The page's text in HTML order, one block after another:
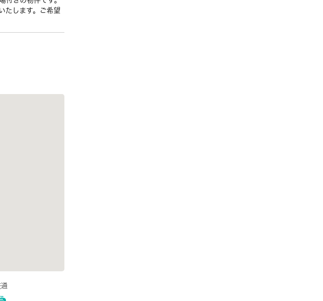
たします。ご希望